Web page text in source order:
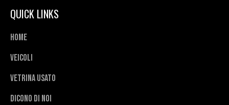
QUICK LINKS
Home
Veicoli
Vetrina usato
Dicono di noi